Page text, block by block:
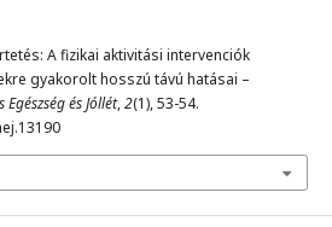
A fizikai aktivitási intervenciók
gyakorolt hosszú távú hatásai –
és Jóllét,2(1), 53-54.